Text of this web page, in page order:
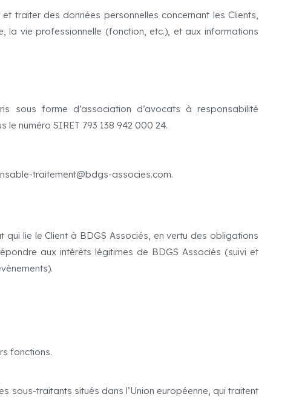
traiter des données personnelles concernant les Clients,
la vie professionnelle (fonction, etc.), et aux informations
sous forme d’association d’avocats à responsabilité
numéro SIRET 793 138 942 000 24.
traitement@bdgs-associes.com.
lie le Client à BDGS Associés, en vertu des obligations
aux intérêts légitimes de BDGS Associés (suivi et
fonctions.
sous-traitants situés dans l’Union européenne, qui traitent